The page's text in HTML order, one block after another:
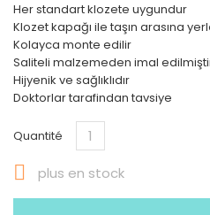
Her standart klozete uygundur
Klozet kapağı ile taşın arasına
Kolayca monte edilir
Saliteli malzemeden imal
Hijyenik ve sağlıklıdır
Doktorlar tarafindan tavsiye
Quantité
 plus en stock